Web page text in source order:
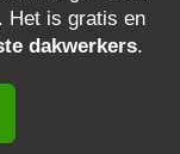
Het is gratis en
dakwerkers.